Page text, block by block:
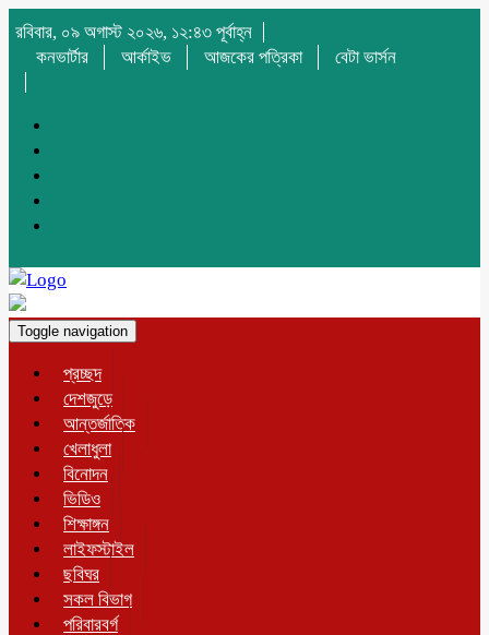
রবিবার, ০৯ অগাস্ট ২০২৬, ১২:৪৩ পূর্বাহ্ন
কনভার্টার
আর্কাইভ আজকের পত্রিকা বেটা ভার্সন
Toggle navigation
প্রচ্ছদ
দেশজুড়ে
আন্তর্জাতিক
খেলাধুলা
বিনোদন
ভিডিও
শিক্ষাঙ্গন
লাইফস্টাইল
ছবিঘর
সকল বিভাগ
পরিবারবর্গ